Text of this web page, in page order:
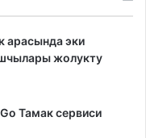
арасында эки
жолукту
Тамак сервиси